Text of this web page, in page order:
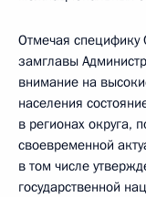
Отмечая специфику
замглавы
внимание на
населения
в регионах округа,
своевременной
в том числе
государственной